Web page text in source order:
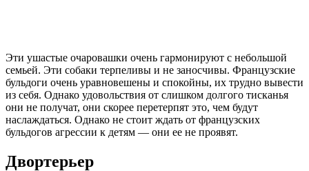
Эти ушастые очаровашки очень гармонируют с небольшой
семьей. Эти собаки терпеливы и не заносчивы. Французские
бульдоги очень уравновешены и спокойны, их трудно вывести
из себя. Однако удовольствия от слишком долгого тисканья
они не получат, они скорее перетерпят это, чем будут
наслаждаться. Однако не стоит ждать от французских
бульдогов агрессии к детям — они ее не проявят.
Двортерьер